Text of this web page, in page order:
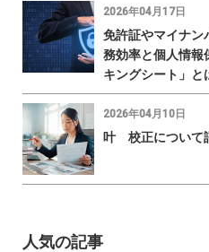
2026年04月17日
免許証やマイナン
務効率と個人情報
キングシート」と
2026年04月10日
叶 校正について
人気の記事